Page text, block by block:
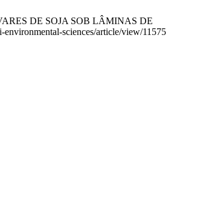
DE SOJA SOB LÂMINAS DE
sciences/article/view/11575